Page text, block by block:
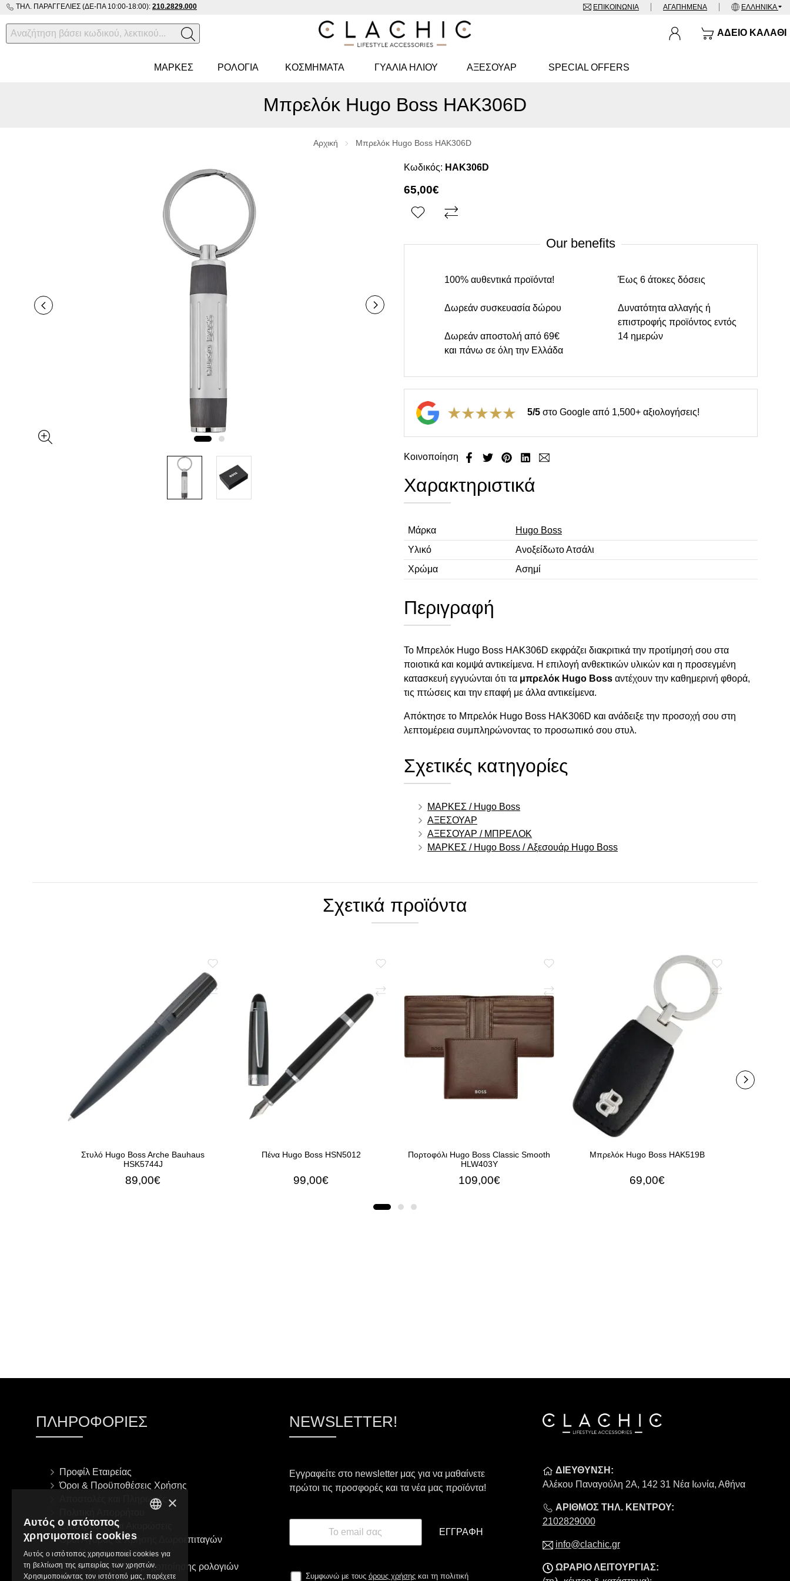
ΤΗΛ. ΠΑΡΑΓΓΕΛΊΕΣ (ΔΕ-ΠΑ 10:00-18:00): 210.2829.000 ΕΠΙΚΟΙΝΩΝΊΑ ΑΓΑΠΗΜΈΝΑ ΕΛΛΗΝΙΚΆ
ΆΔΕΙΟ ΚΑΛΆΘΙ
ΜΑΡΚΕΣ ΡΟΛΌΓΙΑ ΚΟΣΜΉΜΑΤΑ ΓΥΑΛΙΆ ΗΛΊΟΥ ΑΞΕΣΟΥΑΡ SPECIAL OFFERS
Μπρελόκ Hugo Boss HAK306D
Αρχική Μπρελόκ Hugo Boss HAK306D
Κωδικός: HAK306D
65,00€
Our benefits
100% αυθεντικά προϊόντα!
Δωρεάν συσκευασία δώρου
Δωρεάν αποστολή από 69€
και πάνω σε όλη την Ελλάδα
Έως 6 άτοκες δόσεις
Δυνατότητα αλλαγής ή
επιστροφής προϊόντος εντός
14 ημερών
5/5 στο Google από 1,500+ αξιολογήσεις!
Κοινοποίηση
Χαρακτηριστικά
Μάρκα
Hugo Boss
Υλικό
Ανοξείδωτο Ατσάλι
Χρώμα
Ασημί
Περιγραφή
Το Μπρελόκ Hugo Boss HAK306D εκφράζει διακριτικά την προτίμησή σου στα
ποιοτικά και κομψά αντικείμενα. Η επιλογή ανθεκτικών υλικών και η προσεγμένη
κατασκευή εγγυώνται ότι τα μπρελόκ Hugo Boss αντέχουν την καθημερινή φθορά,
τις πτώσεις και την επαφή με άλλα αντικείμενα.
Απόκτησε το Μπρελόκ Hugo Boss HAK306D και ανάδειξε την προσοχή σου στη
λεπτομέρεια συμπληρώνοντας το προσωπικό σου στυλ.
Σχετικές κατηγορίες
ΜΑΡΚΕΣ / Hugo Boss
ΑΞΕΣΟΥΑΡ
ΑΞΕΣΟΥΑΡ / ΜΠΡΕΛΟΚ
ΜΑΡΚΕΣ / Hugo Boss / Αξεσουάρ Hugo Boss
Σχετικά προϊόντα
Στυλό Hugo Boss Arche Bauhaus
HSK5744J
89,00€
Πένα Hugo Boss HSN5012
99,00€
Πορτοφόλι Hugo Boss Classic Smooth
HLW403Y
109,00€
Μπρελόκ Hugo Boss HAK519B
69,00€
ΠΛΗΡΟΦΟΡΊΕΣ
Προφίλ Εταιρείας
Όροι & Προϋποθέσεις Χρήσης
Αποστολές και Πληρωμές
Επιστροφές και Ακυρώσεις
Όροι Αγοράς & Χρήσης Δωροεπιταγών
Ασφάλεια συναλλαγών
Πληροφορίες αδιαβροχοποίησης ρολογιών
NEWSLETTER!
Εγγραφείτε στο newsletter μας για να μαθαίνετε
πρώτοι τις προσφορές και τα νέα μας προϊόντα!
ΕΓΓΡΑΦΉ
Συμφωνώ με τους όρους χρήσηςκαι τη πολιτική
ΔΙΕΥΘΥΝΣΗ:
Αλέκου Παναγούλη 2Α, 142 31 Νέα Ιωνία, Αθήνα
ΑΡΙΘΜΟΣ ΤΗΛ. ΚΕΝΤΡΟΥ:
2102829000
info@clachic.gr
ΩΡΑΡΙΟ ΛΕΙΤΟΥΡΓΙΑΣ:
×
Αυτός ο ιστότοπος
χρησιμοποιεί cookies
Αυτός ο ιστότοπος χρησιμοποιεί cookies για
τη βελτίωση της εμπειρίας των χρηστών.
Χρησιμοποιώντας τον ιστότοπό μας, παρέχετε